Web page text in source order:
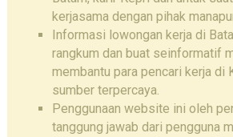
kerjasama dengan pihak
Informasi lowongan kerja di
rangkum dan buat seinformatif
membantu para pencari kerja di
sumber terpercaya.
Penggunaan website ini oleh
tanggung jawab dari pengguna